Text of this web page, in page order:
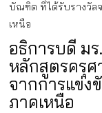
บัณฑิต ที่ได้รับรางวัล
เหนือ
อธิการบดี ม
หลักสูตรครุ
จากการแข่ง
ภาคเหนือ